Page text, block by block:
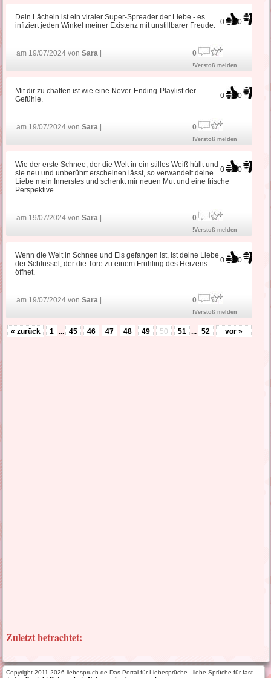
0 0
Dein Lächeln ist ein viraler Super-Spreader der Liebe - es
infiziert jeden Winkel meiner Existenz mit unstillbarer Freude.
am 19/07/2024 vonSara 0
!Verstoß melden
0 0
Mit dir zu chatten ist wie eine Never-Ending-Playlist der
Gefühle.
am 19/07/2024 vonSara 0
!Verstoß melden
0 0
Wie der erste Schnee, der die Welt in ein stilles Weiß hüllt und
sie neu und unberührt erscheinen lässt, so verwandelt deine
Liebe mein Innerstes und schenkt mir neuen Mut und eine frische
Perspektive.
am 19/07/2024 vonSara 0
!Verstoß melden
0 0
Wenn die Welt in Schnee und Eis gefangen ist, ist deine Liebe
der Schlüssel, der die Tore zu einem Frühling des Herzens
öffnet.
am 19/07/2024 vonSara 0
!Verstoß melden
« zurück 1 ... 45 46 47 48 49 50 51 ... 52 vor »
Zuletzt betrachtet:
Copyright 2011-2026 liebespruch.de Das Portal für Liebesprüche - liebe Sprüche für fast